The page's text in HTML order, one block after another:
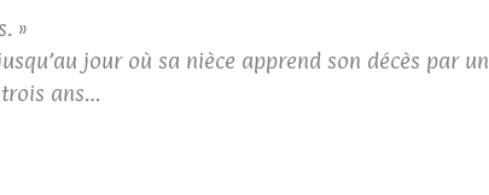
»
jour où sa nièce apprend son décès par un
ans…